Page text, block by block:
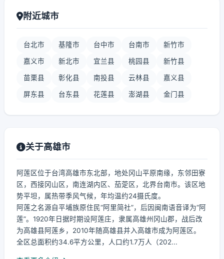
附近城市
台北市 基隆市 台中市 台南市 新竹市
嘉义市 新北市 宜兰县 桃园县 新竹县
苗栗县 彰化县 南投县 云林县 嘉义县
屏东县 台东县 花莲县 澎湖县 金门县
关于高雄市
阿莲区位于台湾高雄市东北部，地处冈山平原南缘，东邻田寮
区，西接冈山区，南连湖内区、茄萣区，北界台南市。该区地
势平坦，属热带季风气候，年均温约24摄氏度。
阿莲之名源自平埔族原住民“阿里简社”，后因闽南语音译为“阿
莲”。1920年日据时期设阿莲庄，隶属高雄州冈山郡，战后改
为高雄县阿莲乡，2010年随高雄县并入高雄市成为阿莲区。
全区总面积约34.6平方公里，人口约1.7万人（202...